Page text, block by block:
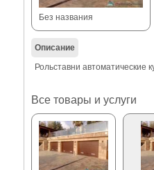
Без названия
Описание
Рольставни автоматические
Все товары и услуги